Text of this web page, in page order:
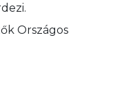
Országos